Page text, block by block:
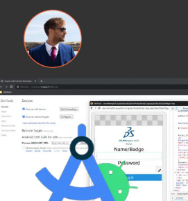
Anthony Jacob